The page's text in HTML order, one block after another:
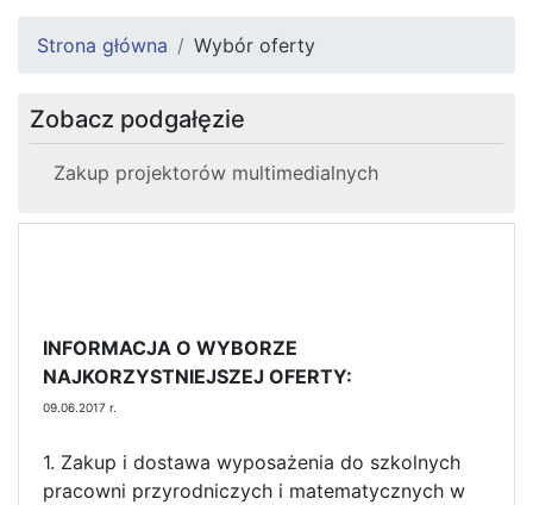
Strona główna Wybór oferty
Zobacz podgałęzie
Zakup projektorów multimedialnych
INFORMACJA O WYBORZE
NAJKORZYSTNIEJSZEJ OFERTY:
09.06.2017 r.
1. Zakup i dostawa wyposażenia do szkolnych
pracowni przyrodniczych i matematycznych w